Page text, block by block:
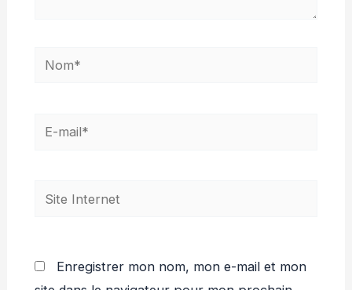
Nom*
E-
Site
Enregistrer mon nom, mon e-mail et mon